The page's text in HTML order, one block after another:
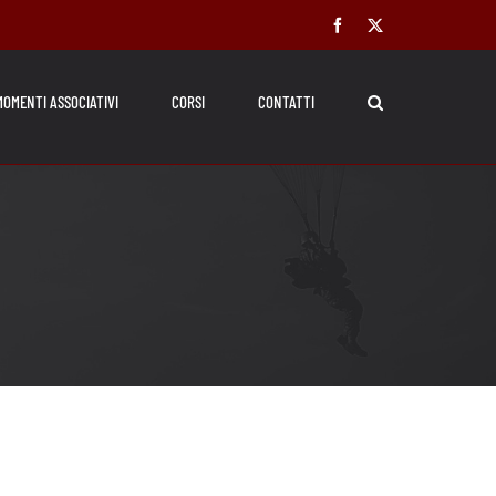
Facebook
ASSOCIATIVI CORSI CONTATTI